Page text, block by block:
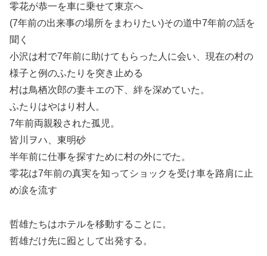
零花が恭一を車に乗せて東京へ
(7年前の出来事の場所をまわりたい)その道中7年前の話を
聞く
小沢は村で7年前に助けてもらった人に会い、現在の村の
様子と例のふたりを突き止める
村は鳥栖次郎の妻キエの下、絆を深めていた。
ふたりはやはり村人。
7年前両親殺された孤児。
皆川ヲハ、東明砂
半年前に仕事を探すために村の外にでた。
零花は7年前の真実を知ってショックを受け車を路肩に止
め涙を流す
哲雄たちはホテルを移動することに。
哲雄だけ先に囮として出発する。